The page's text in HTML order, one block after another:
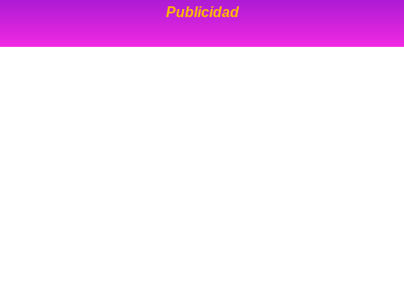
Publicidad